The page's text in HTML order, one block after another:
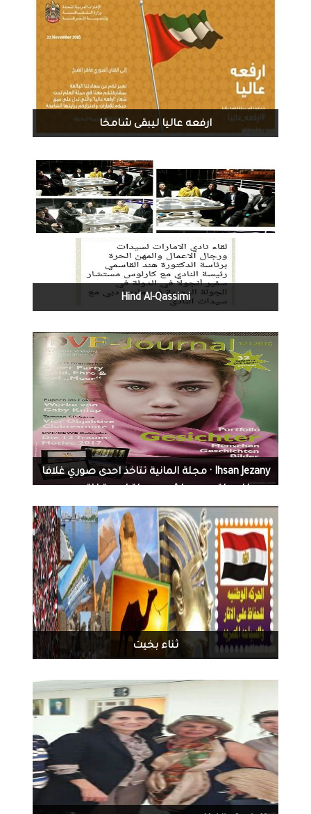
1211
ارفعه عاليا ليبقى شامخا
11-21-2016
0
Hind Al-Qassimi‏
11-21-2016
0
1109
Ihsan Jezany · مجلة المانية تتاخذ احدى صوري غلافا
الفوتوغرافي .. والصورة لطفلة لاجئة سورية .
واطلقت المجلة عنوانا للصورة بالالمانية .
Geschichten hinter dem bild ومعناها بالعربي
قصص خلف الصورة.
11-19-2016
1039
ثناء بخيت
11-19-2016
0